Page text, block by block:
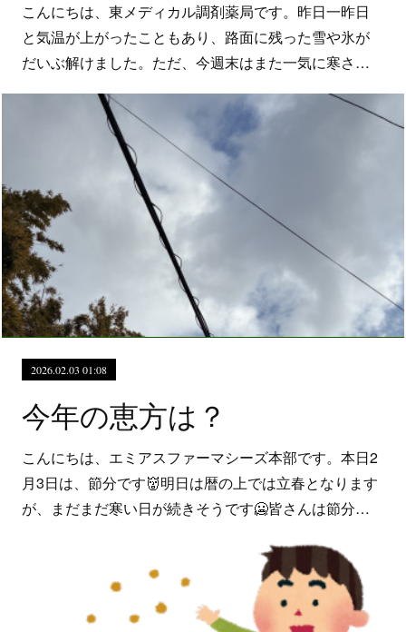
こんにちは、東メディカル調剤薬局です。昨日一昨日
と気温が上がったこともあり、路面に残った雪や氷が
だいぶ解けました。ただ、今週末はまた一気に寒さ…
2026.02.03 01:08
今年の恵方は？
こんにちは、エミアスファーマシーズ本部です。本日2
月3日は、節分です👹明日は暦の上では立春となります
が、まだまだ寒い日が続きそうです🥶皆さんは節分…